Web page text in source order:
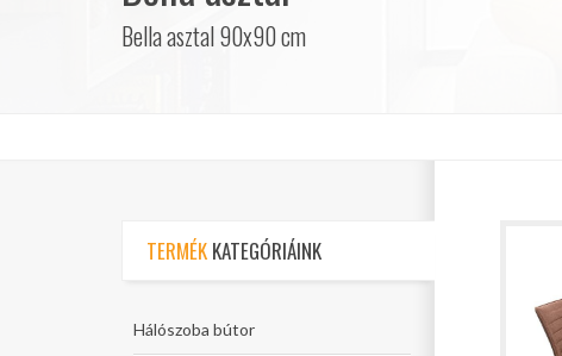
Bella asztal 90x90 cm
TERMÉK KATEGÓRIÁINK
Hálószoba bútor